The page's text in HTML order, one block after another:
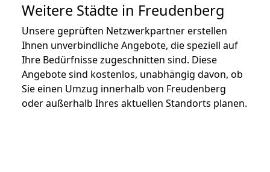
Weitere Städte in Freudenberg
Unsere geprüften Netzwerkpartner erstellen
Ihnen unverbindliche Angebote, die speziell auf
Ihre Bedürfnisse zugeschnitten sind. Diese
Angebote sind kostenlos, unabhängig davon, ob
Sie einen Umzug innerhalb von Freudenberg
oder außerhalb Ihres aktuellen Standorts planen.